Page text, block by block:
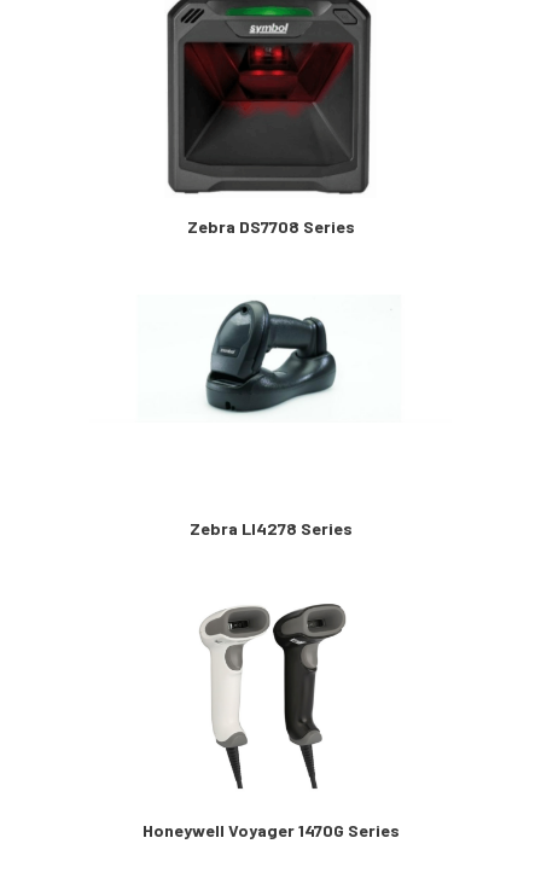
Zebra DS7708 Series
Zebra LI4278 Series
Honeywell Voyager 1470G Series